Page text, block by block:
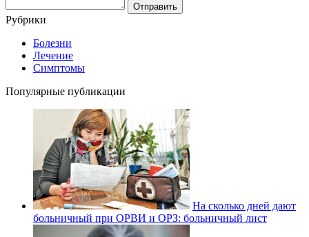
Рубрики
Болезни
Лечение
Симптомы
Популярные публикации
На сколько дней дают
больничный при ОРВИ и ОРЗ: больничный лист